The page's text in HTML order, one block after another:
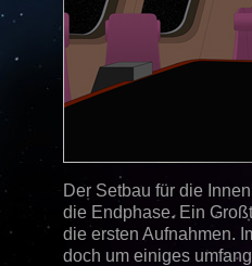
Der Setbau für die
die Endphase. Ein
die ersten Aufnahmen.
doch um einiges